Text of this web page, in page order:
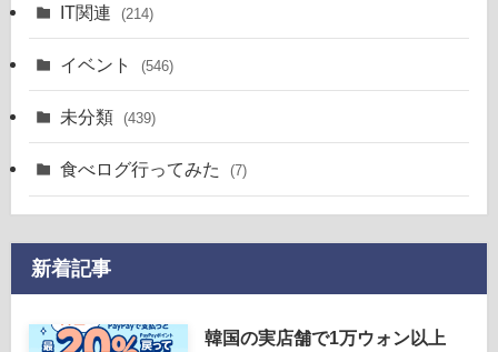
IT関連 (214)
イベント (546)
未分類 (439)
食べログ行ってみた (7)
新着記事
韓国の実店舗で1万ウォン以上